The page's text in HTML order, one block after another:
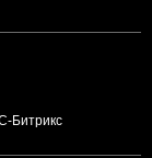
Битрикс